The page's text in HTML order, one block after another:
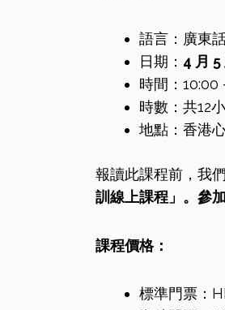
語言：廣東
日期： 4 月 5
時間：10:00
時數：共12
地點：香港
報讀此課程前，我
訓 線上課程」 。參
課程價格：
標準門票：